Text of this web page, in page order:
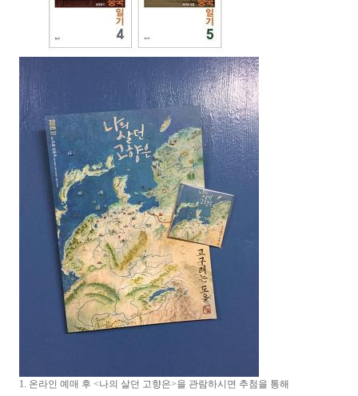
1. 온라인 예매 후 <나의 살던 고향은>을 관람하시면 추첨을 통해